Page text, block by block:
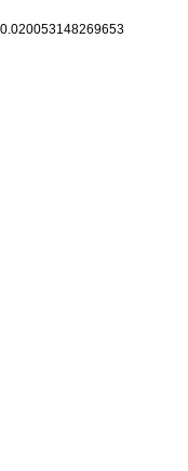
0.020053148269653